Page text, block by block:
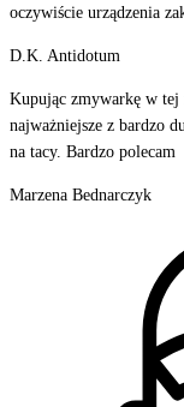
oczywiście urządzenia
D.K. Antidotum
Kupując zmywarkę w tej
najważniejsze z bardzo
na tacy. Bardzo polecam
Marzena Bednarczyk